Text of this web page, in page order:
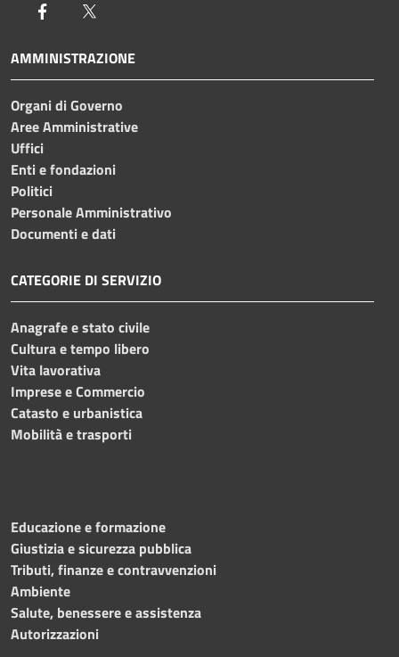
Facebook
AMMINISTRAZIONE
Organi di Governo
Aree Amministrative
Uffici
Enti e fondazioni
Politici
Personale Amministrativo
Documenti e dati
CATEGORIE DI SERVIZIO
Anagrafe e stato civile
Cultura e tempo libero
Vita lavorativa
Imprese e Commercio
Catasto e urbanistica
Mobilità e trasporti
Educazione e formazione
Giustizia e sicurezza pubblica
Tributi, finanze e contravvenzioni
Ambiente
Salute, benessere e assistenza
Autorizzazioni